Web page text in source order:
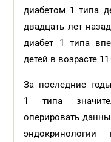
диабетом 1 типа
двадцать лет
диабет 1 типа
детей в возрасте
За последние
1 типа
оперировать
эндокринологии